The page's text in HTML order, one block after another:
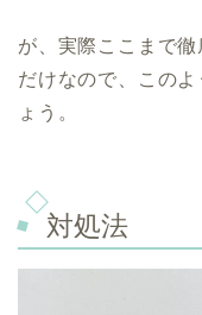
が、実際ここまで
だけなので、この
ょう。
対処法